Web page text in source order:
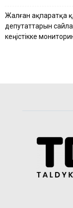
Жалған ақпаратқа
депутаттарын
кеңістікке